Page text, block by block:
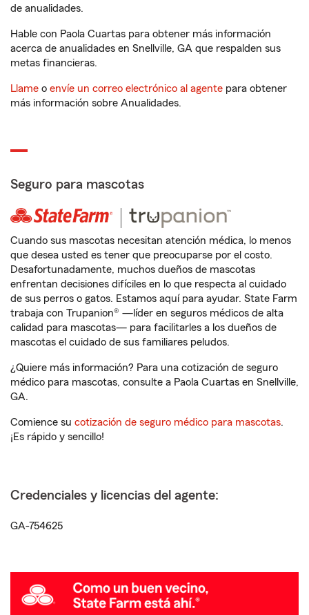
de anualidades.
Hable con Paola Cuartas para obtener más información
acerca de anualidades en Snellville, GA que respalden sus
metas financieras.
Llame o envíe un correo electrónico al agente para obtener
más información sobre Anualidades.
Seguro para mascotas
Cuando sus mascotas necesitan atención médica, lo menos
que desea usted es tener que preocuparse por el costo.
Desafortunadamente, muchos dueños de mascotas
enfrentan decisiones difíciles en lo que respecta al cuidado
de sus perros o gatos. Estamos aquí para ayudar. State Farm
trabaja con Trupanion® —líder en seguros médicos de alta
calidad para mascotas— para facilitarles a los dueños de
mascotas el cuidado de sus familiares peludos.
¿Quiere más información? Para una cotización de seguro
médico para mascotas, consulte a Paola Cuartas en Snellville,
GA.
Comience su cotización de seguro médico para mascotas.
¡Es rápido y sencillo!
Credenciales y licencias del agente:
GA-754625